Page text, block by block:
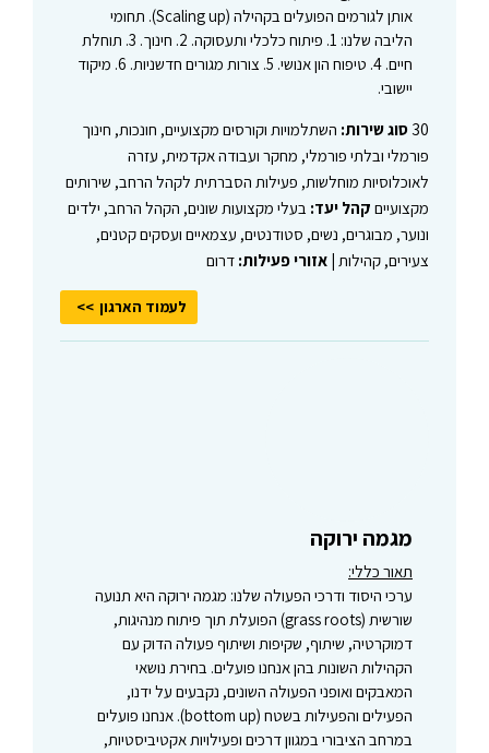
אותן לגורמים הפועלים בקהילה (Scaling up). תחומי
הליבה שלנו: 1. פיתוח כלכלי ותעסוקה. 2. חינוך. 3. תוחלת
חיים. 4. טיפוח הון אנושי. 5. צורות מגורים חדשניות. 6. מיקוד
יישובי.
30 סוג שירות: השתלמויות וקורסים מקצועיים, חונכות, חינוך
פורמלי ובלתי פורמלי, מחקר ועבודה אקדמית, עזרה
לאוכלוסיות מוחלשות, פעילות הסברתית לקהל הרחב, שירותים
מקצועיים קהל יעד: בעלי מקצועות שונים, הקהל הרחב, ילדים
ונוער, מבוגרים, נשים, סטודנטים, עצמאיים ועסקים קטנים,
צעירים, קהילות | אזורי פעילות: דרום
לעמוד הארגון
מגמה ירוקה
תאור כללי:
ערכי היסוד ודרכי הפעולה שלנו: מגמה ירוקה היא תנועה
שורשית (grass roots) הפועלת תוך פיתוח מנהיגות,
דמוקרטיה, שיתוף, שקיפות ושיתוף פעולה הדוק עם
הקהילות השונות בהן אנחנו פועלים. בחירת נושאי
המאבקים ואופני הפעולה השונים, נקבעים על ידנו,
הפעילים והפעילות בשטח (bottom up). אנחנו פועלים
במרחב הציבורי במגוון דרכים ופעילויות אקטיביסטיות,